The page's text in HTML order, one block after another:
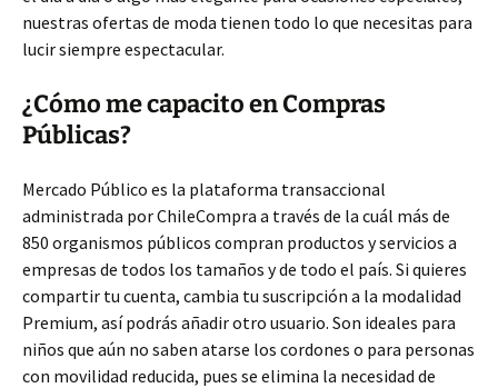
nuestras ofertas de moda tienen todo lo que necesitas para
lucir siempre espectacular.
¿Cómo me capacito en Compras
Públicas?
Mercado Público es la plataforma transaccional
administrada por ChileCompra a través de la cuál más de
850 organismos públicos compran productos y servicios a
empresas de todos los tamaños y de todo el país. Si quieres
compartir tu cuenta, cambia tu suscripción a la modalidad
Premium, así podrás añadir otro usuario. Son ideales para
niños que aún no saben atarse los cordones o para personas
con movilidad reducida, pues se elimina la necesidad de